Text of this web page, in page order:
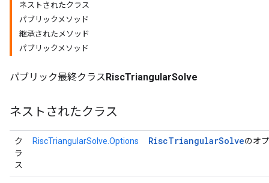
ネストされたクラス
パブリックメソッド
継承されたメソッド
パブリックメソッド
パブリック最終クラスRiscTriangularSolve
ネストされたクラス
ク
ラ
ス
RiscTriangularSolve.Options RiscTriangularSolveのオ